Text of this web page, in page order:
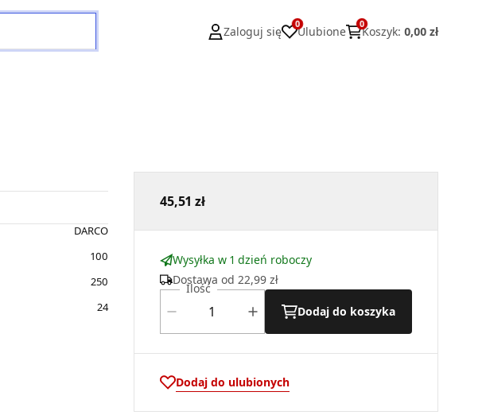
Zaloguj się
0
Ulubione
0
Koszyk: 0,00 zł
DARCO
100
250
24
45,51 zł
Wysyłka w 1 dzień roboczy
Dostawa od 22,99 zł
Ilość
Dodaj do koszyka
Dodaj do ulubionych